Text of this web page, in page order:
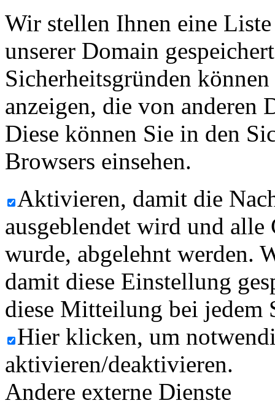
Wir stellen Ihnen eine
unserer Domain
Sicherheitsgründen
anzeigen, die von anderen
Diese können Sie in den
Browsers einsehen.
Aktivieren, damit die
ausgeblendet wird und
wurde, abgelehnt werden.
damit diese Einstellung
diese Mitteilung bei jedem
Hier klicken, um
aktivieren/deaktivieren.
Andere externe Dienste